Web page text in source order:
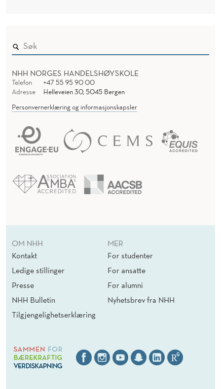
NHH NORGES HANDELSHØYSKOLE
Telefon
+47 55 95 90 00
Adresse
Helleveien 30, 5045 Bergen
Personvernerklæring og informasjonskapsler
OM NHH
Kontakt
Ledige stillinger
Presse
NHH Bulletin
Tilgjengelighetserklæring
MER
For studenter
For ansatte
For alumni
Nyhetsbrev fra NHH